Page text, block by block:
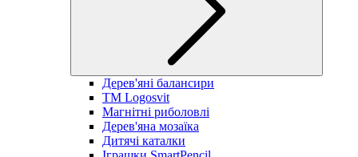
Дерев'яні балансири
TM Logosvit
Магнітні риболовлі
Дерев'яна мозаїка
Дитячі каталки